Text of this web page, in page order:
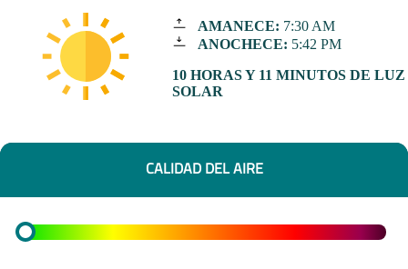
AMANECE: 7:30 AM
ANOCHECE: 5:42 PM
10 HORAS Y 11 MINUTOS DE LUZ
SOLAR
CALIDAD DEL AIRE